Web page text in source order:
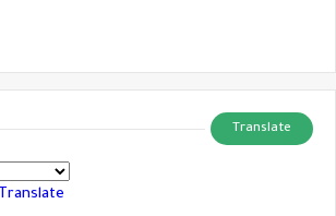
Translate
Translate